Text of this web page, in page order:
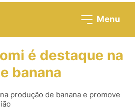
Menu
é destaque na
banana
produção de banana e promove